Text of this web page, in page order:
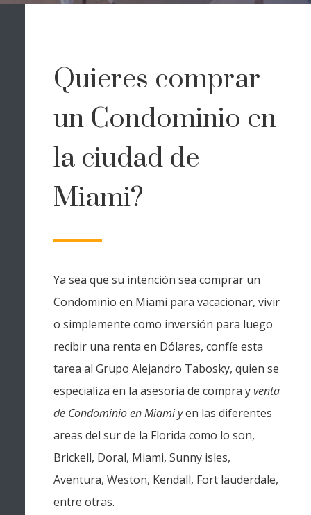
Quieres comprar
un Condominio en
la ciudad de
Miami?
Ya sea que su intención sea comprar un
Condominio en Miami para vacacionar, vivir
o simplemente como inversión para luego
recibir una renta en Dólares, confíe esta
tarea al Grupo Alejandro Tabosky, quien se
especializa en la asesoría de compra yventa
de Condominio en Miami yen las diferentes
areas del sur de la Florida como lo son,
Brickell, Doral, Miami, Sunny isles,
Aventura, Weston, Kendall, Fort lauderdale,
entre otras.